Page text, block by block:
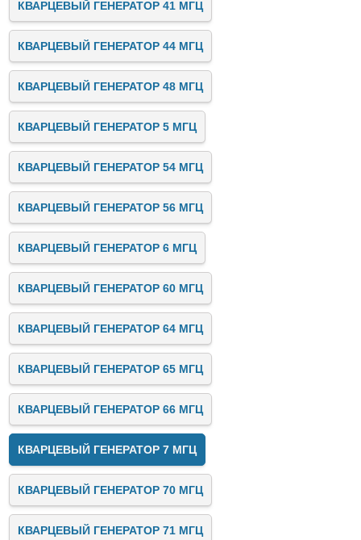
КВАРЦЕВЫЙ ГЕНЕРАТОР 41 МГЦ
КВАРЦЕВЫЙ ГЕНЕРАТОР 44 МГЦ
КВАРЦЕВЫЙ ГЕНЕРАТОР 48 МГЦ
КВАРЦЕВЫЙ ГЕНЕРАТОР 5 МГЦ
КВАРЦЕВЫЙ ГЕНЕРАТОР 54 МГЦ
КВАРЦЕВЫЙ ГЕНЕРАТОР 56 МГЦ
КВАРЦЕВЫЙ ГЕНЕРАТОР 6 МГЦ
КВАРЦЕВЫЙ ГЕНЕРАТОР 60 МГЦ
КВАРЦЕВЫЙ ГЕНЕРАТОР 64 МГЦ
КВАРЦЕВЫЙ ГЕНЕРАТОР 65 МГЦ
КВАРЦЕВЫЙ ГЕНЕРАТОР 66 МГЦ
КВАРЦЕВЫЙ ГЕНЕРАТОР 7 МГЦ
КВАРЦЕВЫЙ ГЕНЕРАТОР 70 МГЦ
КВАРЦЕВЫЙ ГЕНЕРАТОР 71 МГЦ